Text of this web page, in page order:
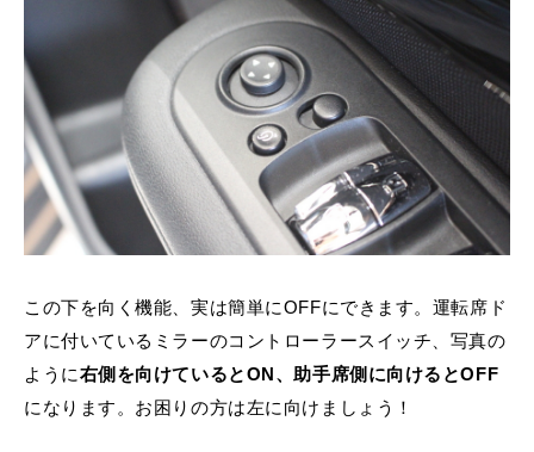
この下を向く機能、実は簡単にOFFにできます。運転席ド
アに付いているミラーのコントローラースイッチ、写真の
ように右側を向けているとON、助手席側に向けるとOFF
になります。お困りの方は左に向けましょう！